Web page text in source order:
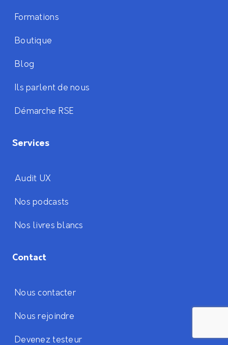
Formations
Boutique
Blog
Ils parlent de nous
Démarche RSE
Services
Audit UX
Nos podcasts
Nos livres blancs
Contact
Nous contacter
Nous rejoindre
Devenez testeur